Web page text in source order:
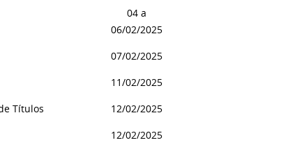
04 a
06/02/2025
07/02/2025
11/02/2025
Títulos 12/02/2025
12/02/2025